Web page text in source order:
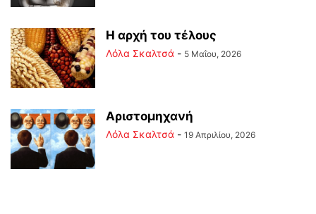
Η αρχή του τέλους
Λόλα Σκαλτσά - 5 Μαΐου, 2026
Αριστομηχανή
Λόλα Σκαλτσά - 19 Απριλίου, 2026